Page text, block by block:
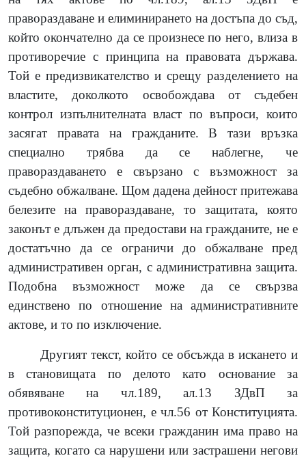
правораздаване и елиминирането на достъпа до съд,
който окончателно да се произнесе по него, влиза в
противоречие с принципа на правовата държава.
Той е предизвикателство и срещу разделението на
властите, доколкото освобождава от съдебен
контрол изпълнителната власт по въпроси, които
засягат правата на гражданите.
В тази връзка
специално трябва да се наблегне, че
правораздаването е свързано с възможност за
съдебно обжалване. Щом дадена дейност притежава
белезите на правораздаване, то защитата, която
законът е длъжен да предостави на гражданите, не е
достатъчно да се ограничи до обжалване пред
административен орган, с административна защита.
Подобна възможност може да се свързва
единствено по отношение на административните
актове, и то по изключение.
Другият текст, който се обсъжда в искането и
в становищата по делото като основание за
обявяване на чл.189, ал.13 ЗДвП за
противоконституционен, е чл.56 от Конституцията.
Той разпорежда, че всеки гражданин има право на
защита, когато са нарушени или застрашени негови